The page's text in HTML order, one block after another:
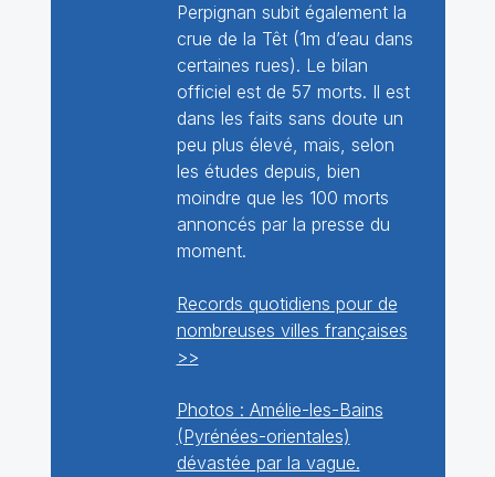
Perpignan subit également la
crue de la Têt (1m d’eau dans
certaines rues). Le bilan
officiel est de 57 morts. Il est
dans les faits sans doute un
peu plus élevé, mais, selon
les études depuis, bien
moindre que les 100 morts
annoncés par la presse du
moment.
Records quotidiens pour de
nombreuses villes françaises
>>
Photos : Amélie-les-Bains
(Pyrénées-orientales)
dévastée par la vague.